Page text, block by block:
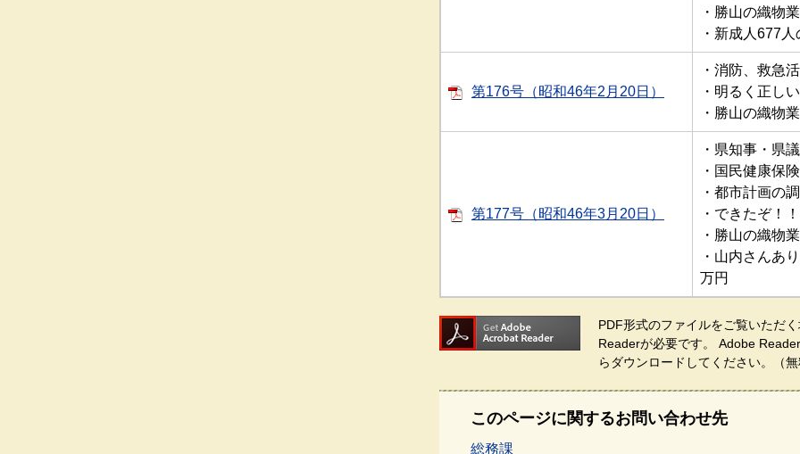
・勝山の織物
・新成人677人
第176号（昭和46年2月20日）
・消防、救急
・明るく正し
・勝山の織物
第177号（昭和46年3月20日）
・県知事・県
・国民健康保
・都市計画の
・できたぞ！
・勝山の織物
・山内さんあ
万円
PDF形式のファイルをご覧いただ
Readerが必要です。
Adobe
らダウンロードしてください。（無
このページに関するお問い合わせ先
総務課